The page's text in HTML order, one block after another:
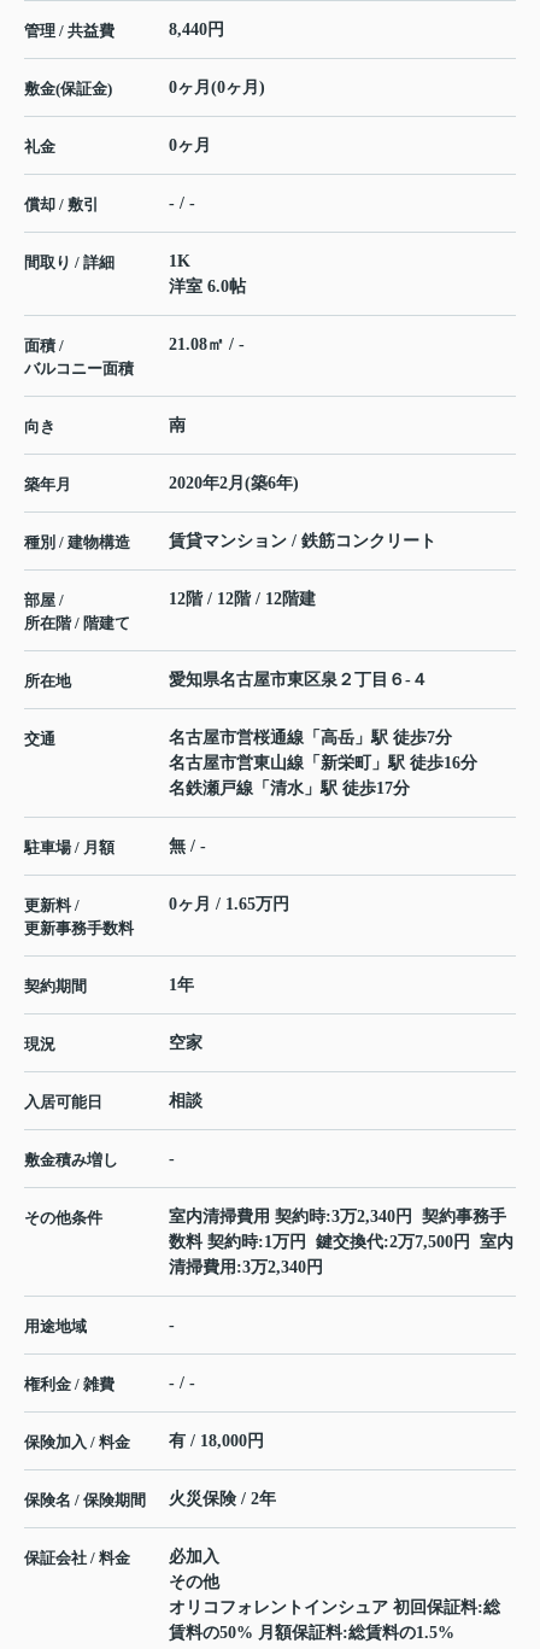
管理 / 共益費 8,440円
敷金(保証金) 0ヶ月(0ヶ月)
礼金 0ヶ月
償却 / 敷引 - / -
間取り / 詳細
1K
洋室 6.0帖
面積 /
バルコニー面積
21.08㎡ / -
向き 南
築年月 2020年2月(築6年)
種別 / 建物構造 賃貸マンション / 鉄筋コンクリート
部屋 /
所在階 / 階建て
12階 / 12階 / 12階建
所在地 愛知県名古屋市東区泉 ２丁目６-４
交通 名古屋市営桜通線 「 高岳 」駅 徒歩7分
名古屋市営東山線 「 新栄町
」駅 徒歩16分
名鉄瀬戸線 「 清水 」駅 徒歩17分
駐車場 / 月額 無 / -
更新料 /
更新事務手数料
0ヶ月 / 1.65万円
契約期間 1年
現況 空家
入居可能日 相談
敷金積み増し -
その他条件
室内清掃費用 契約時:3万2,340円 契約事務手
数料 契約時:1万円 鍵交換代:2万7,500円 室内
清掃費用:3万2,340円
用途地域 -
権利金 / 雑費 - / -
保険加入 / 料金 有 / 18,000円
保険名 / 保険期間 火災保険 / 2年
保証会社 / 料金
必加入
その他
オリコフォレントインシュア 初回保証料:総
賃料の50% 月額保証料:総賃料の1.5%